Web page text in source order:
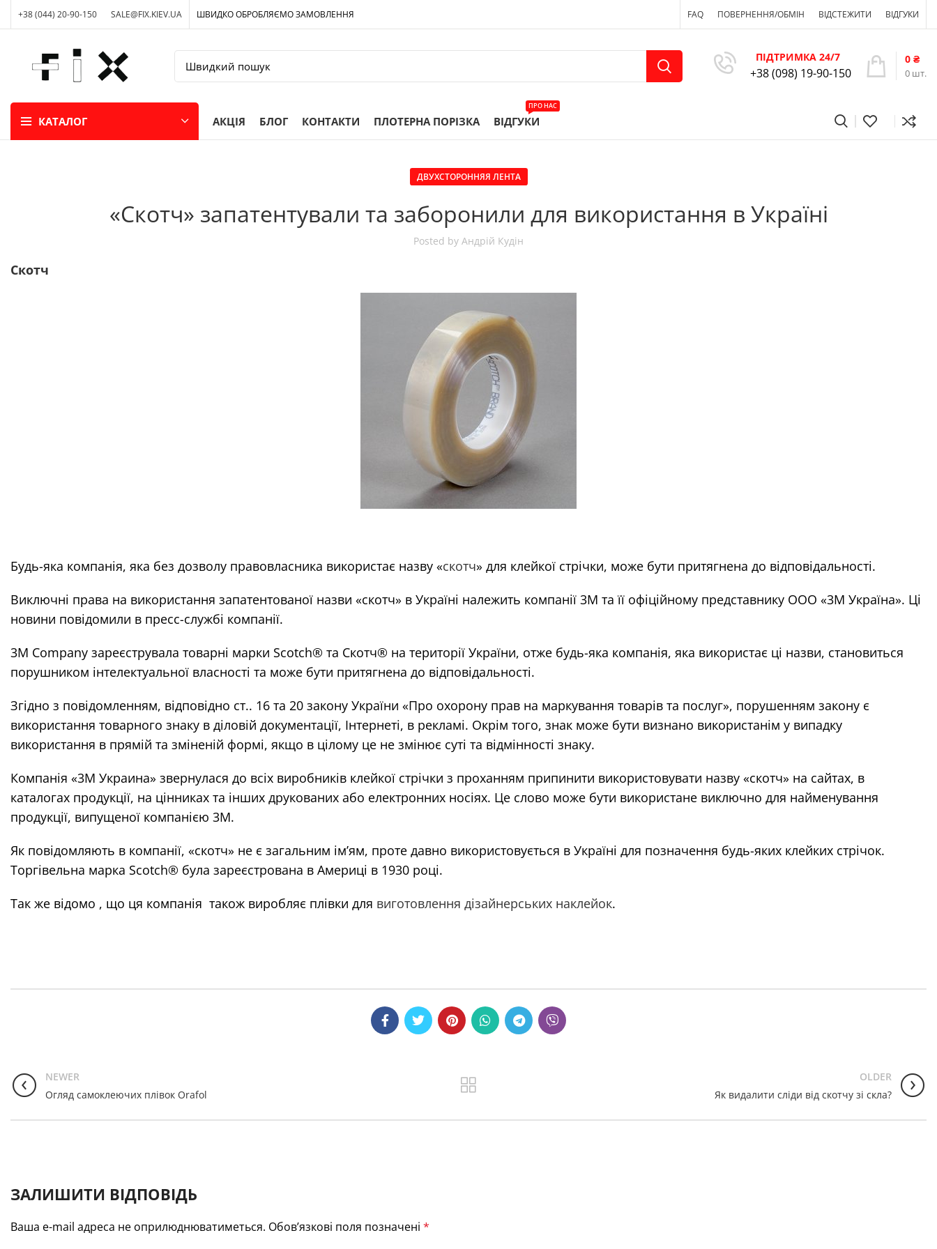
+38 (044) 20-90-150 SALE@FIX.KIEV.UA ШВИДКО ОБРОБЛЯЄМО ЗАМОВЛЕННЯ FAQ ПОВЕРНЕННЯ/ОБМІН ВІДСТЕЖИТИ ВІДГУКИ
ПІДТРИМКА 24/7
+38 (098) 19-90-150 0 шт.
0 ₴
КАТАЛОГ АКЦІЯ БЛОГ КОНТАКТИ ПЛОТЕРНА ПОРІЗКА ВІДГУКИ
ПРО НАС
ДВУХСТОРОННЯЯ ЛЕНТА
«Скотч» запатентували та заборонили для використання в Україні
Posted by Андрій Кудін
Скотч
Будь-яка компанія, яка без дозволу правовласника використає назву «скотч» для клейкої стрічки, може бути притягнена до відповідальності.
Виключні права на використання запатентованої назви «скотч» в Україні належить компанії 3M та її офіційному представнику ООО «3M Україна». Ці
новини повідомили в пресс-службі компанії.
3М Company зареєструвала товарні марки Scotch® та Скотч® на території України, отже будь-яка компанія, яка використає ці назви, становиться
порушником інтелектуальної власності та може бути притягнена до відповідальності.
Згідно з повідомленням, відповідно ст.. 16 та 20 закону України «Про охорону прав на маркування товарів та послуг», порушенням закону є
використання товарного знаку в діловій документації, Інтернеті, в рекламі. Окрім того, знак може бути визнано використанім у випадку
використання в прямій та зміненій формі, якщо в цілому це не змінює суті та відмінності знаку.
Компанія «3М Украина» звернулася до всіх виробників клейкої стрічки з проханням припинити використовувати назву «скотч» на сайтах, в
каталогах продукції, на цінниках та інших друкованих або електронних носіях. Це слово може бути використане виключно для найменування
продукції, випущеної компанією 3М.
Як повідомляють в компанії, «скотч» не є загальним ім’ям, проте давно використовується в Україні для позначення будь-яких клейких стрічок.
Торгівельна марка Scotch® була зареєстрована в Америці в 1930 році.
Так же відомо , що ця компанія також виробляє плівки для виготовлення дізайнерських наклейок.
NEWER
Огляд самоклеючих плівок Orafol
OLDER
Як видалити сліди від скотчу зі скла?
ЗАЛИШИТИ ВІДПОВІДЬ
Ваша e-mail адреса не оприлюднюватиметься. Обов’язкові поля позначені *